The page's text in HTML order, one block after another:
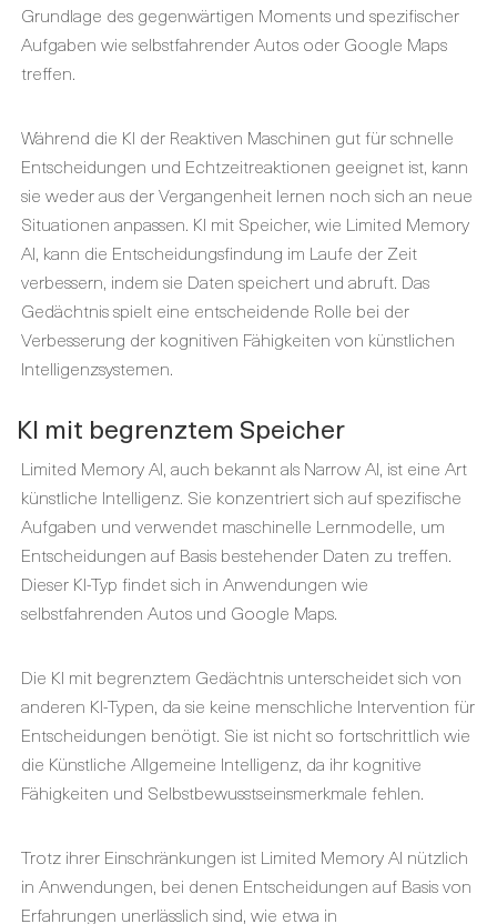
Grundlage des gegenwärtigen Moments und spezifischer
Aufgaben wie selbstfahrender Autos oder Google Maps
treffen.
Während die KI der Reaktiven Maschinen gut für schnelle
Entscheidungen und Echtzeitreaktionen geeignet ist, kann
sie weder aus der Vergangenheit lernen noch sich an neue
Situationen anpassen. KI mit Speicher, wie Limited Memory
AI, kann die Entscheidungsfindung im Laufe der Zeit
verbessern, indem sie Daten speichert und abruft. Das
Gedächtnis spielt eine entscheidende Rolle bei der
Verbesserung der kognitiven Fähigkeiten von künstlichen
Intelligenzsystemen.
KI mit begrenztem Speicher
Limited Memory AI, auch bekannt als Narrow AI, ist eine Art
künstliche Intelligenz. Sie konzentriert sich auf spezifische
Aufgaben und verwendet maschinelle Lernmodelle, um
Entscheidungen auf Basis bestehender Daten zu treffen.
Dieser KI-Typ findet sich in Anwendungen wie
selbstfahrenden Autos und Google Maps.
Die KI mit begrenztem Gedächtnis unterscheidet sich von
anderen KI-Typen, da sie keine menschliche Intervention für
Entscheidungen benötigt. Sie ist nicht so fortschrittlich wie
die Künstliche Allgemeine Intelligenz, da ihr kognitive
Fähigkeiten und Selbstbewusstseinsmerkmale fehlen.
Trotz ihrer Einschränkungen ist Limited Memory AI nützlich
in Anwendungen, bei denen Entscheidungen auf Basis von
Erfahrungen unerlässlich sind, wie etwa in